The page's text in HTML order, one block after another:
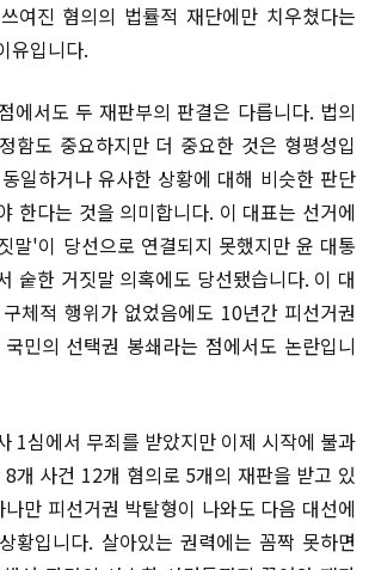
여진 혐의의 법률적 재단에만 치우쳤다는
유입니다.
에서도 두 재판부의 판결은 다릅니다. 법의
함도 중요하지만 더 중요한 것은 형평성입
일하거나 유사한 상황에 대해 비슷한 판단
한다는 것을 의미합니다. 이 대표는 선거에
말'이 당선으로 연결되지 못했지만 윤 대통
숱한 거짓말 의혹에도 당선됐습니다. 이 대
체적 행위가 없었음에도 10년간 피선거권
민의 선택권 봉쇄라는 점에서도 논란입니
1심에서 무죄를 받았지만 이제 시작에 불과
개 사건 12개 혐의로 5개의 재판을 받고 있
만 피선거권 박탈형이 나와도 다음 대선에
황입니다. 살아있는 권력에는 꼼짝 못하면